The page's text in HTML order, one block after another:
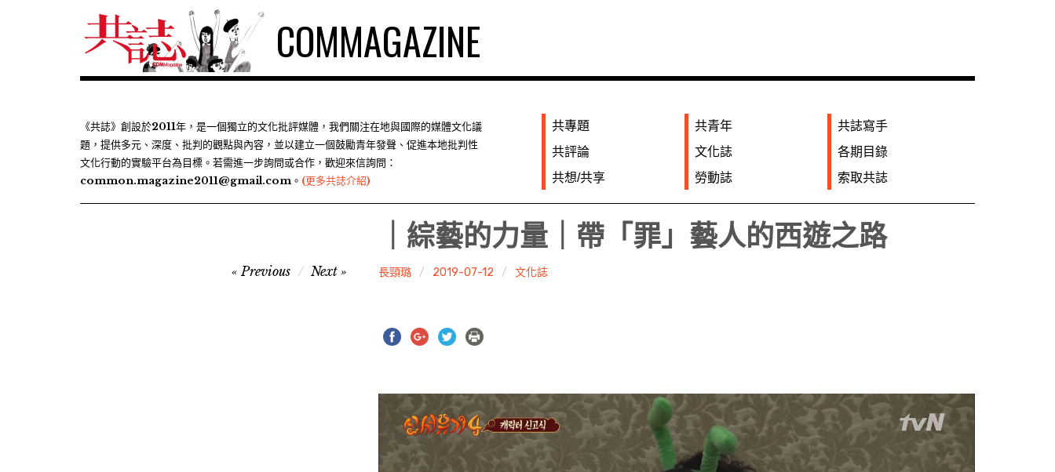
COMMAGAZINE
《共誌》創設於2011年，是一個獨立的文化批評媒體，我們關注在地與國際的媒體文化議
題，提供多元、深度、批判的觀點與內容，並以建立一個鼓勵青年發聲、促進本地批判性
文化行動的實驗平台為目標。若需進一步詢問或合作，歡迎來信詢問：
common.magazine2011@gmail.com。 (更多共誌介紹)
共專題
共評論
共想/共享
共青年
文化誌
勞動誌
共誌寫手
各期目錄
索取共誌
｜綜藝的力量｜帶「罪」藝人的西遊之路
長頸璐 2019-07-12 文化誌
Previous Next